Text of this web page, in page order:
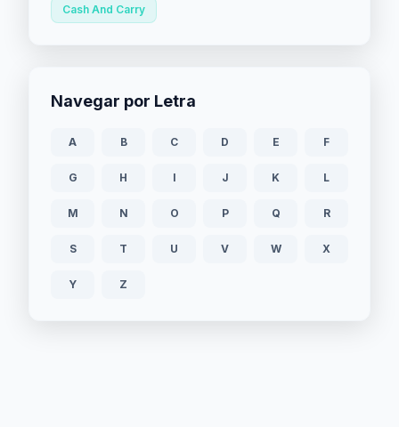
Cash And Carry
Navegar por Letra
A B C D E F
G H I J K L
M N O P Q R
S T U V W X
Y Z